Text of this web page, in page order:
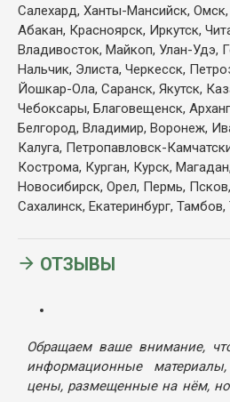
Салехард, Ханты-Мансийск,
Абакан, Красноярск, Иркутск,
Владивосток, Майкоп, Улан-Удэ,
Нальчик, Элиста, Черкесск,
Йошкар-Ола, Саранск, Якутск,
Чебоксары, Благовещенск,
Белгород, Владимир, Воронеж,
Калуга, Петропавловск-
Кострома, Курган, Курск,
Новосибирск, Орел, Пермь,
Сахалинск, Екатеринбург,
ОТЗЫВЫ
Обращаем ваше внимание,
информационные
цены, размещенные на нём,